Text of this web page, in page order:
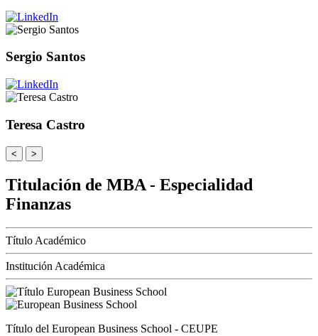
Sergio Santos
Teresa Castro
< >
Titulación de MBA - Especialidad
Finanzas
Título Académico
Institución Académica
Título del European Business School - CEUPE